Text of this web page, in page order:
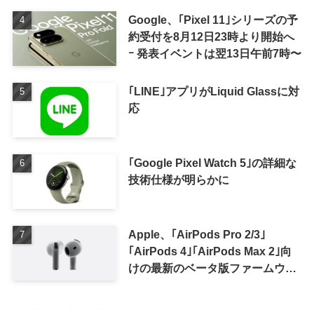
Google、｢Pixel 11｣シリーズの予
約受付を8月12日23時より開始へ
ｰ 発表イベントは翌13日午前7時〜
｢LINE｣アプリがLiquid Glassに対
応
｢Google Pixel Watch 5｣の詳細な
技術仕様が明らかに
Apple、｢AirPods Pro 2/3｣
｢AirPods 4｣｢AirPods Max 2｣向
けの最新のベータ版ファームウェ